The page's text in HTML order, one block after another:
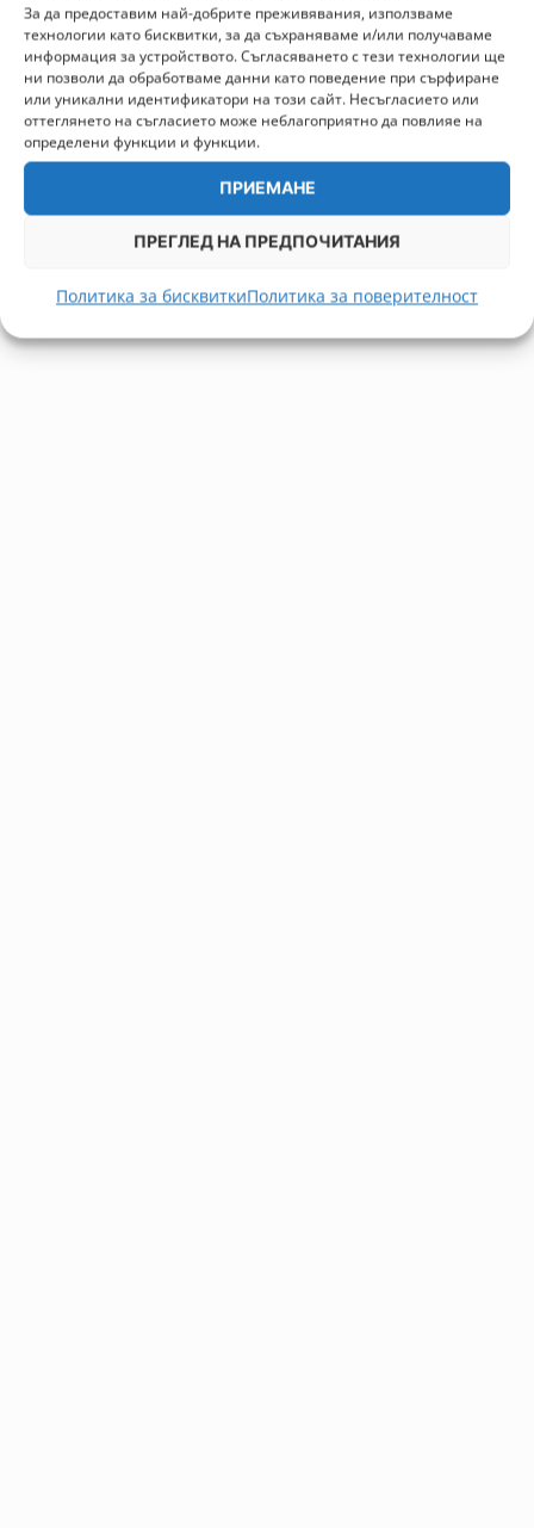
За да предоставим най-добрите преживявания, използваме
технологии като бисквитки, за да съхраняваме и/или получаваме
информация за устройството. Съгласяването с тези технологии ще
ни позволи да обработваме данни като поведение при сърфиране
или уникални идентификатори на този сайт. Несъгласието или
оттеглянето на съгласието може неблагоприятно да повлияе на
определени функции и функции.
ПРИЕМАНЕ
ПРЕГЛЕД НА ПРЕДПОЧИТАНИЯ
Политика за бисквиткиПолитика за поверителност